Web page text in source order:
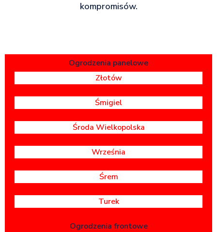
kompromisów.
Ogrodzenia panelowe
Złotów
Śmigiel
Środa Wielkopolska
Września
Śrem
Turek
Ogrodzenia frontowe